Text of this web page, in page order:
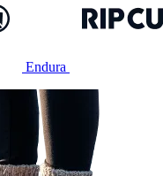
Endura